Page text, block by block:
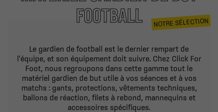
FOOTBALL
NOTRE SÉLECTION
Le gardien de football est le dernier rempart de
l'équipe, et son équipement doit suivre. Chez Click For
Foot, nous regroupons dans cette gamme tout le
matériel gardien de but utile à vos séances et à vos
matchs : gants, protections, vêtements techniques,
ballons de réaction, filets à rebond, mannequins et
accessoires spécifiques.